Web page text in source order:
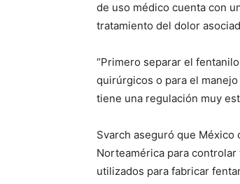
de uso médico cuenta con
tratamiento del dolor
“Primero separar el
quirúrgicos o para el
tiene una regulación muy
Svarch aseguró que
Norteamérica para
utilizados para fabricar